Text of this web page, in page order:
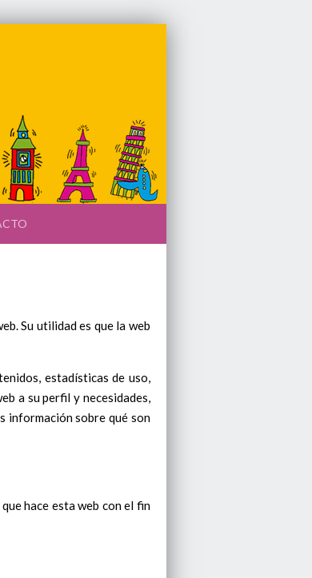
Su utilidad es que la web
estadísticas de uso,
a su perfil y necesidades,
información sobre qué son
hace esta web con el fin